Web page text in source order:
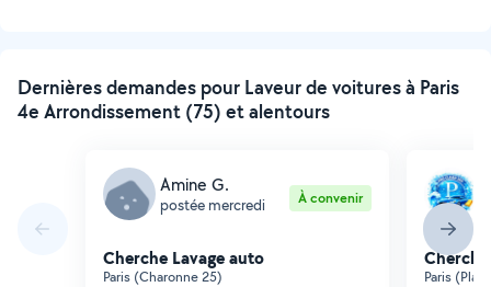
Dernières demandes pour Laveur de voitures à Paris
4e Arrondissement (75) et alentours
Amine G.
postée mercredi À convenir
Cherche Lavage auto
Paris (Charonne 25)
Paris